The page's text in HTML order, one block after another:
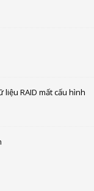
RAID mất cấu hình